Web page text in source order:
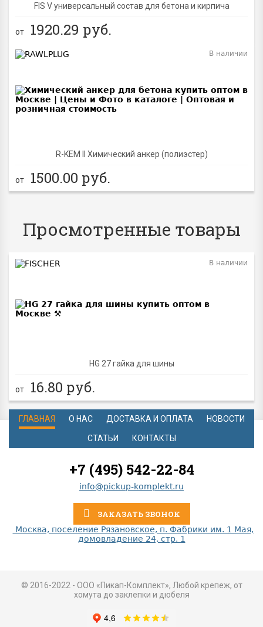
FIS V универсальный состав для бетона и кирпича
от 1920.29 руб.
R-KEM II Химический анкер (полиэстер)
В наличии
от 1500.00 руб.
Просмотренные товары
HG 27 гайка для шины
В наличии
от 16.80 руб.
ГЛАВНАЯ О НАС ДОСТАВКА И ОПЛАТА НОВОСТИ
СТАТЬИ КОНТАКТЫ
+7 (495) 542-22-84
info@pickup-komplekt.ru
ЗАКАЗАТЬ ЗВОНОК
Москва, поселение Рязановское, п. Фабрики им. 1 Мая,
домовладение 24, стр. 1
© 2016-2022 - ООО «Пикап-Комплект», Любой крепеж, от
хомута до заклепки и дюбеля